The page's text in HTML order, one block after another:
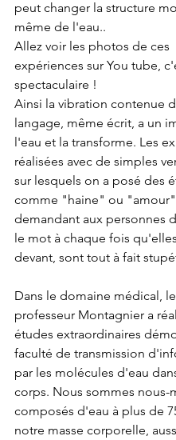
peut changer la structure
même de l'eau..
Allez voir les photos de ces
expériences sur You tube,
spectaculaire !
Ainsi la vibration contenue
langage, même écrit, a un
l'eau et la transforme. Les
réalisées avec de simples
sur lesquels on a posé des
comme "haine" ou
demandant aux personnes
le mot à chaque fois
devant, sont tout à fait
Dans le domaine médical, le
professeur Montagnier a
études extraordinaires
faculté de transmission
par les molécules d'eau
corps. Nous sommes nous-
composés d'eau à plus de
notre masse corporelle,